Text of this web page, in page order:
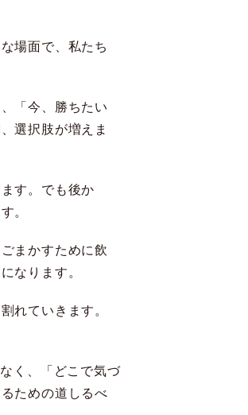
場面で、私たち
「今、勝ちたい
選択肢が増えま
す。でも後か
。
まかすために飲
なります。
れていきます。
く、「どこで気づ
ための道しるべ